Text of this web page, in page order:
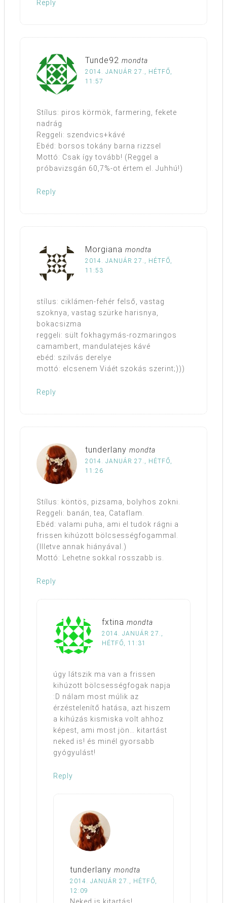
Reply
Tunde92 mondta
2014. JANUÁR 27., HÉTFŐ,
11:57
Stílus: piros körmök, farmering, fekete
nadrág
Reggeli: szendvics+kávé
Ebéd: borsos tokány barna rizzsel
Mottó: Csak így tovább! (Reggel a
próbavizsgán 60,7%-ot értem el. Juhhú!)
Reply
Morgiana mondta
2014. JANUÁR 27., HÉTFŐ,
11:53
stílus: ciklámen-fehér felső, vastag
szoknya, vastag szürke harisnya,
bokacsizma
reggeli: sült fokhagymás-rozmaringos
camambert, mandulatejes kávé
ebéd: szilvás derelye
mottó: elcsenem Viáét szokás szerint;)))
Reply
tunderlany mondta
2014. JANUÁR 27., HÉTFŐ,
11:26
Stílus: köntös, pizsama, bolyhos zokni.
Reggeli: banán, tea, Cataflam.
Ebéd: valami puha, ami el tudok rágni a
frissen kihúzott bölcsességfogammal.
(Illetve annak hiányával.)
Mottó: Lehetne sokkal rosszabb is.
Reply
fxtina mondta
2014. JANUÁR 27.,
HÉTFŐ, 11:31
úgy látszik ma van a frissen
kihúzott bölcsességfogak napja
:D nálam most múlik az
érzéstelenítő hatása, azt hiszem
a kihúzás kismiska volt ahhoz
képest, ami most jön… kitartást
neked is! és minél gyorsabb
gyógyulást!
Reply
tunderlany mondta
2014. JANUÁR 27., HÉTFŐ,
12:09